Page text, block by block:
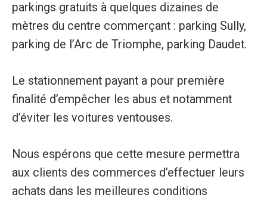
parkings gratuits à quelques dizaines de
mètres du centre commerçant : parking Sully,
parking de l’Arc de Triomphe, parking Daudet.
Le stationnement payant a pour première
finalité d’empêcher les abus et notamment
d’éviter les voitures ventouses.
Nous espérons que cette mesure permettra
aux clients des commerces d’effectuer leurs
achats dans les meilleures conditions